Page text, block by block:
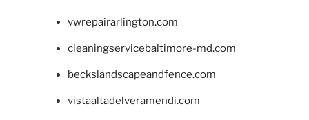
vwrepairarlington.com
cleaningservicebaltimore-md.com
beckslandscapeandfence.com
vistaaltadelveramendi.com